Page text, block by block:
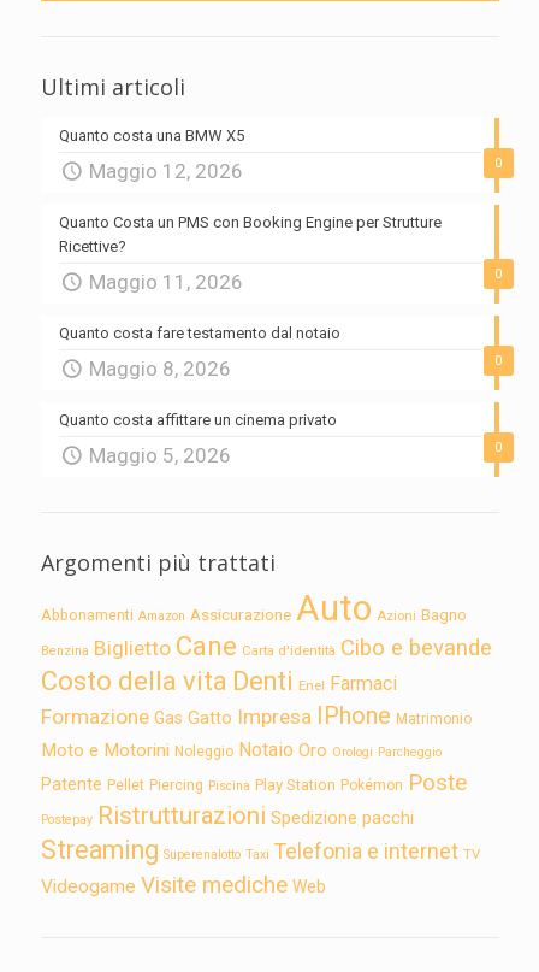
Ultimi articoli
0
Quanto costa una BMW X5
Maggio 12, 2026
0
Quanto Costa un PMS con Booking Engine per Strutture
Ricettive?
Maggio 11, 2026
0
Quanto costa fare testamento dal notaio
Maggio 8, 2026
0
Quanto costa affittare un cinema privato
Maggio 5, 2026
Argomenti più trattati
Abbonamenti Amazon Assicurazione Auto Azioni Bagno
Benzina Biglietto Cane Carta d'identità Cibo e bevande
Costo della vita Denti Enel Farmaci
Formazione Gas Gatto Impresa IPhone Matrimonio
Moto e Motorini Noleggio Notaio Oro Orologi Parcheggio
Patente Pellet Piercing Piscina Play Station Pokémon Poste
Postepay Ristrutturazioni Spedizione pacchi
Streaming Superenalotto Taxi Telefonia e internet TV
Videogame Visite mediche Web